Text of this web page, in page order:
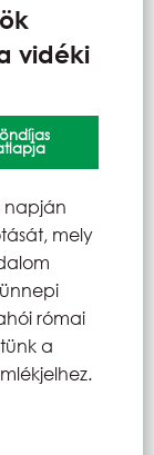
vidéki
napján
mely
római
a